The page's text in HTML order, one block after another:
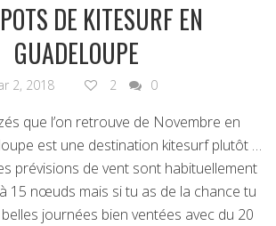
DE KITESURF EN
GUADELOUPE
2, 2018 2 0
que l’on retrouve de Novembre en
est une destination kitesurf plutôt …
prévisions de vent sont habituellement
15 nœuds mais si tu as de la chance tu
journées bien ventées avec du 20